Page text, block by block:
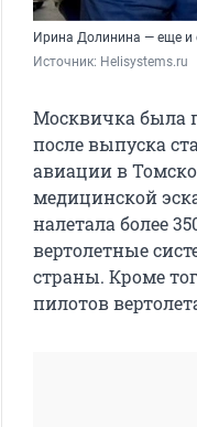
Ирина Долинина — еще и
Источник: Helisystems.ru
Москвичка была
после выпуска
авиации в
медицинской
налетала более
вертолетные
страны. Кроме
пилотов